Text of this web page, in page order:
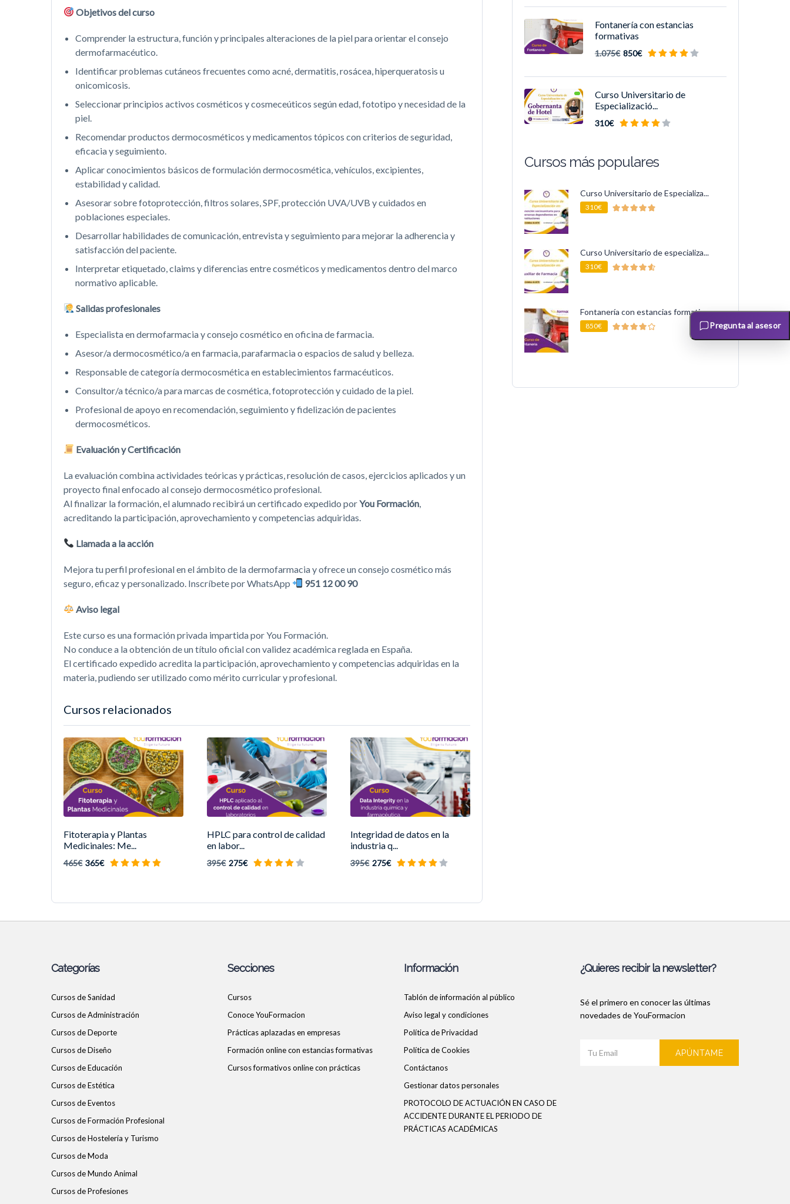
Objetivos del curso
Comprender la estructura, función y principales alteraciones de la piel para orientar el consejo
dermofarmacéutico.
Identificar problemas cutáneos frecuentes como acné, dermatitis, rosácea, hiperqueratosis u
onicomicosis.
Seleccionar principios activos cosméticos y cosmeceúticos según edad, fototipo y necesidad de la
piel.
Recomendar productos dermocosméticos y medicamentos tópicos con criterios de seguridad,
eficacia y seguimiento.
Aplicar conocimientos básicos de formulación dermocosmética, vehículos, excipientes,
estabilidad y calidad.
Asesorar sobre fotoprotección, filtros solares, SPF, protección UVA/UVB y cuidados en
poblaciones especiales.
Desarrollar habilidades de comunicación, entrevista y seguimiento para mejorar la adherencia y
satisfacción del paciente.
Interpretar etiquetado, claims y diferencias entre cosméticos y medicamentos dentro del marco
normativo aplicable.
Salidas profesionales
Especialista en dermofarmacia y consejo cosmético en oficina de farmacia.
Asesor/a dermocosmético/a en farmacia, parafarmacia o espacios de salud y belleza.
Responsable de categoría dermocosmética en establecimientos farmacéuticos.
Consultor/a técnico/a para marcas de cosmética, fotoprotección y cuidado de la piel.
Profesional de apoyo en recomendación, seguimiento y fidelización de pacientes
dermocosméticos.
Evaluación y Certificación
La evaluación combina actividades teóricas y prácticas, resolución de casos, ejercicios aplicados y un
proyecto final enfocado al consejo dermocosmético profesional.
Al finalizar la formación, el alumnado recibirá un certificado expedido porYou Formación
acreditando la participación, aprovechamiento y competencias adquiridas.
Llamada a la acción
Mejora tu perfil profesional en el ámbito de la dermofarmacia y ofrece un consejo cosmético más
seguro, eficaz y personalizado. Inscríbete por WhatsApp
951 12 00 90
Aviso legal
Este curso es una formación privada impartida por You Formación.
No conduce a la obtención de un título oficial con validez académica reglada en España.
El certificado expedido acredita la participación, aprovechamiento y competencias adquiridas en la
materia, pudiendo ser utilizado como mérito curricular y profesional.
Cursos relacionados
Fitoterapia y Plantas
Medicinales: Me...
465€ 365€
HPLC para control de calidad
en labor...
395€ 275€
Integridad de datos en la
industria q...
395€ 275€
Fontanería con estancias
formativas
1.075€ 850€
Curso Universitario de
Especializació...
310€
Cursos más populares
Curso Universitario de Especializa...
310€
Curso Universitario de especializa...
310€
Fontanería con estancias formativas
850€
Categorías
Cursos de Sanidad
Cursos de Administración
Cursos de Deporte
Cursos de Diseño
Cursos de Educación
Cursos de Estética
Cursos de Eventos
Cursos de Formación Profesional
Cursos de Hostelería y Turismo
Cursos de Moda
Cursos de Mundo Animal
Cursos de Profesiones
Secciones
Cursos
Conoce YouFormacion
Prácticas aplazadas en empresas
Formación online con estancias formativas
Cursos formativos online con prácticas
Información
Tablón de información al público
Aviso legal y condiciones
Política de Privacidad
Política de Cookies
Contáctanos
Gestionar datos personales
PROTOCOLO DE ACTUACIÓN EN CASO DE
ACCIDENTE DURANTE EL PERIODO DE
PRÁCTICAS ACADÉMICAS
¿Quieres recibir la newsletter?
Sé el primero en conocer las últimas
novedades de YouFormacion
APÚNTAME
Pregunta al asesor